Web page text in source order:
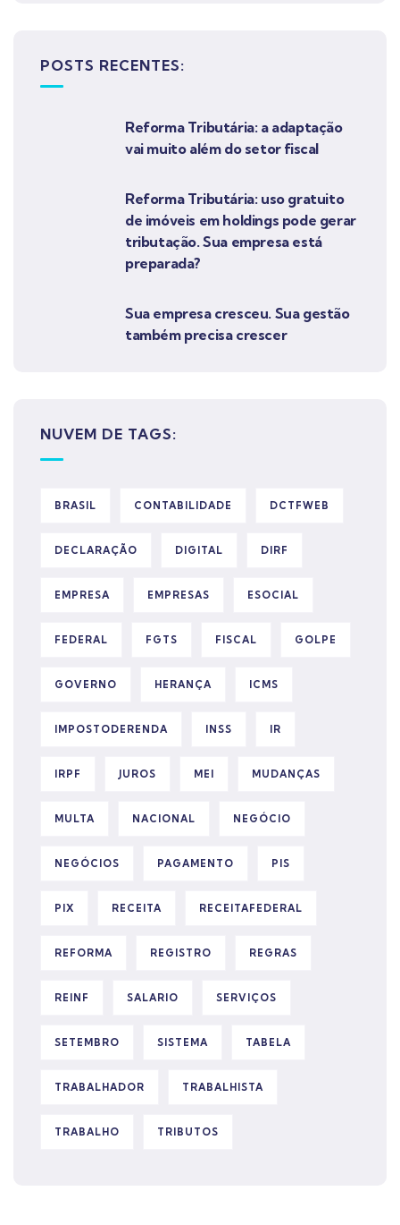
POSTS RECENTES:
Reforma Tributária: a adaptação
vai muito além do setor fiscal
Reforma Tributária: uso gratuito
de imóveis em holdings pode gerar
tributação. Sua empresa está
preparada?
Sua empresa cresceu. Sua gestão
também precisa crescer
NUVEM DE TAGS:
BRASIL CONTABILIDADE DCTFWEB
DECLARAÇÃO DIGITAL DIRF
EMPRESA EMPRESAS ESOCIAL
FEDERAL FGTS FISCAL GOLPE
GOVERNO HERANÇA ICMS
IMPOSTODERENDA INSS IR
IRPF JUROS MEI MUDANÇAS
MULTA NACIONAL NEGÓCIO
NEGÓCIOS PAGAMENTO PIS
PIX RECEITA RECEITAFEDERAL
REFORMA REGISTRO REGRAS
REINF SALARIO SERVIÇOS
SETEMBRO SISTEMA TABELA
TRABALHADOR TRABALHISTA
TRABALHO TRIBUTOS